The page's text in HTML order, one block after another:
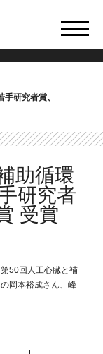
研究者賞、
助循環
研究者
受賞
50回人工心臓と補
岡本裕成さん、峰